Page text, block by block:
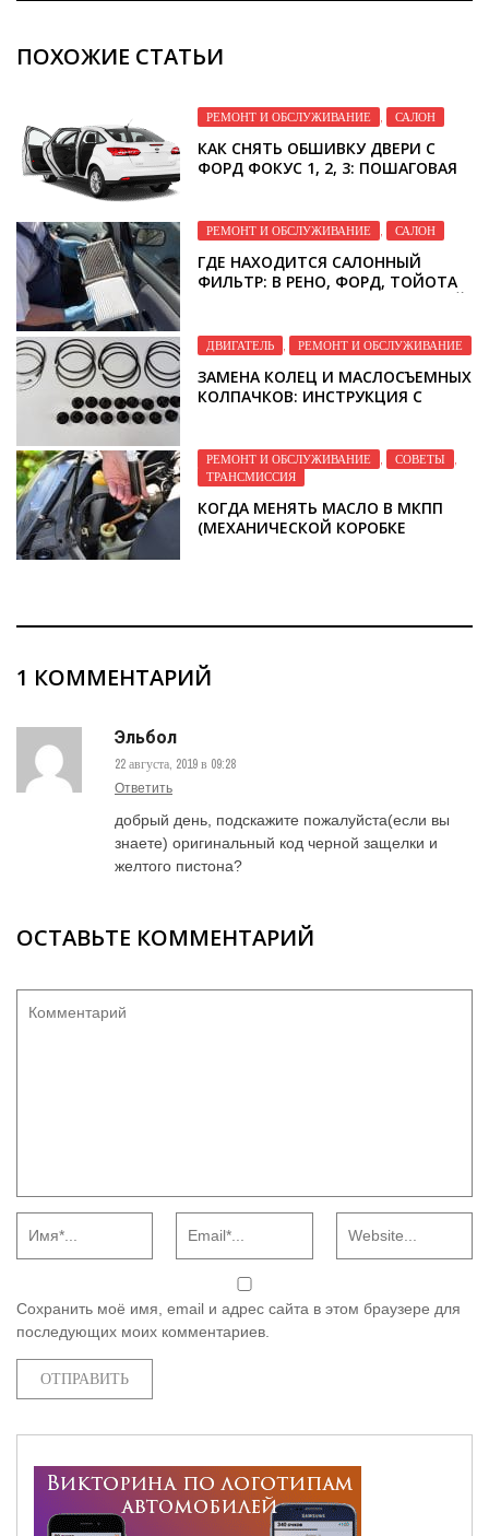
ПОХОЖИЕ СТАТЬИ
РЕМОНТ И ОБСЛУЖИВАНИЕ , САЛОН
КАК СНЯТЬ ОБШИВКУ ДВЕРИ С
ФОРД ФОКУС 1, 2, 3: ПОШАГОВАЯ
РЕМОНТ И ОБСЛУЖИВАНИЕ , САЛОН
ГДЕ НАХОДИТСЯ САЛОННЫЙ
ФИЛЬТР: В РЕНО, ФОРД, ТОЙОТА
ДВИГАТЕЛЬ , РЕМОНТ И ОБСЛУЖИВАНИЕ
ЗАМЕНА КОЛЕЦ И МАСЛОСЪЕМНЫХ
КОЛПАЧКОВ: ИНСТРУКЦИЯ С
РЕМОНТ И ОБСЛУЖИВАНИЕ , СОВЕТЫ
,
ТРАНСМИССИЯ
КОГДА МЕНЯТЬ МАСЛО В МКПП
(МЕХАНИЧЕСКОЙ КОРОБКЕ
1 КОММЕНТАРИЙ
Эльбол
22 августа, 2019 в 09:28
Ответить
добрый день, подскажите пожалуйста(если вы
знаете) оригинальный код черной защелки и
желтого пистона?
ОСТАВЬТЕ КОММЕНТАРИЙ
Сохранить моё имя, email и адрес сайта в этом браузере для
последующих моих комментариев.